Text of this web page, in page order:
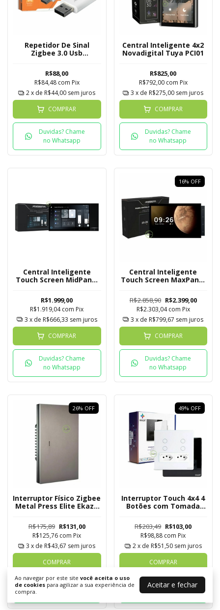
Ao navegar por este site você aceita o uso
de cookies para agilizar a sua experiência de
compra.
Aceitar e fechar
Repetidor De Sinal
Zigbee 3.0 Usb
R$88,00
R$84,48 com Pix
2x de R$44,00 sem juros
COMPRAR
Duvidas? Chame
no Whatsapp
Central Inteligente 4x2
Novadigital Tuya PCI01
R$825,00
R$792,00 com Pix
3 x de R$275,00 sem juros
COMPRAR
Duvidas? Chame
no Whatsapp
Central Inteligente
Touch Screen MidPanel
R$1.999,00
R$1.919,04com Pix
3 x de R$666,33 sem juros
COMPRAR
Duvidas? Chame
no Whatsapp
16% OFF
Central Inteligente
Touch Screen MaxPanel
Polegadas
R$2.858,90 R$2.399,00
R$2.303,04com Pix
3 x de R$799,67 sem juros
COMPRAR
Duvidas? Chame
no Whatsapp
26% OFF
Interruptor Físico Zigbee
Metal Press Elite Ekaza
R$175,89 R$131,00
R$125,76 com Pix
3 x de R$43,67 sem juros
COMPRAR
Duvidas? Chame
49% OFF
Interruptor Touch 4x4 4
Botões com Tomada
EKAT T3075 4W
R$203,49 R$103,00
R$98,88 com Pix
2x de R$51,50 sem juros
COMPRAR
Duvidas? Chame
no Whatsapp